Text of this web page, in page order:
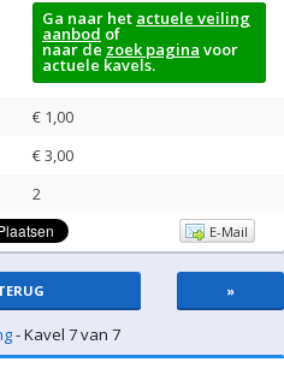
Ga naar het actuele veiling
aanbod of
naar de zoek pagina voor
actuele kavels.
€ 1,00
€3,00
2
E-Mail
»
- Kavel 7 van 7